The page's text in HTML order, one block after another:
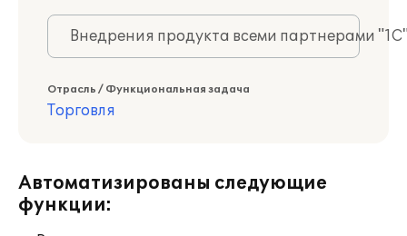
Внедрения продукта всеми партнерами
Отрасль / Функциональная задача
Торговля
Автоматизированы следующие
функции: